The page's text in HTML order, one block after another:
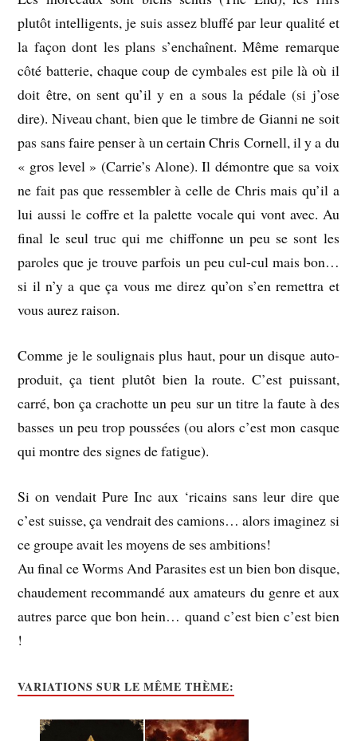
plutôt intelligents, je suis assez bluffé par leur qualité et
la façon dont les plans s’enchaînent. Même remarque
côté batterie, chaque coup de cymbales est pile là où il
doit être, on sent qu’il y en a sous la pédale (si j’ose
dire). Niveau chant, bien que le timbre de Gianni ne soit
pas sans faire penser à un certain Chris Cornell, il y a du
« gros level » (Carrie’s Alone). Il démontre que sa voix
ne fait pas que ressembler à celle de Chris mais qu’il a
lui aussi le coffre et la palette vocale qui vont avec. Au
final le seul truc qui me chiffonne un peu se sont les
paroles que je trouve parfois un peu cul-cul mais bon…
si il n’y a que ça vous me direz qu’on s’en remettra et
vous aurez raison.
Comme je le soulignais plus haut, pour un disque auto-
produit, ça tient plutôt bien la route. C’est puissant,
carré, bon ça crachotte un peu sur un titre la faute à des
basses un peu trop poussées (ou alors c’est mon casque
qui montre des signes de fatigue).
Si on vendait Pure Inc aux ‘ricains sans leur dire que
c’est suisse, ça vendrait des camions… alors imaginez si
ce groupe avait les moyens de ses ambitions!
Au final ce Worms And Parasites est un bien bon disque,
chaudement recommandé aux amateurs du genre et aux
autres parce que bon hein… quand c’est bien c’est bien
!
VARIATIONS SUR LE MÊME THÈME: